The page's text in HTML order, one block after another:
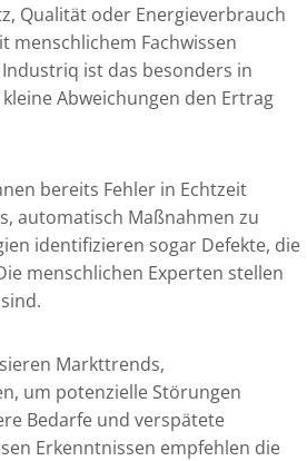
Qualität oder Energieverbrauch
menschlichem Fachwissen
ist das besonders in
Abweichungen den Ertrag
bereits Fehler in Echtzeit
automatisch Maßnahmen zu
identifizieren sogar Defekte, die
menschlichen Experten stellen
Markttrends,
um potenzielle Störungen
Bedarfe und verspätete
Erkenntnissen empfehlen die